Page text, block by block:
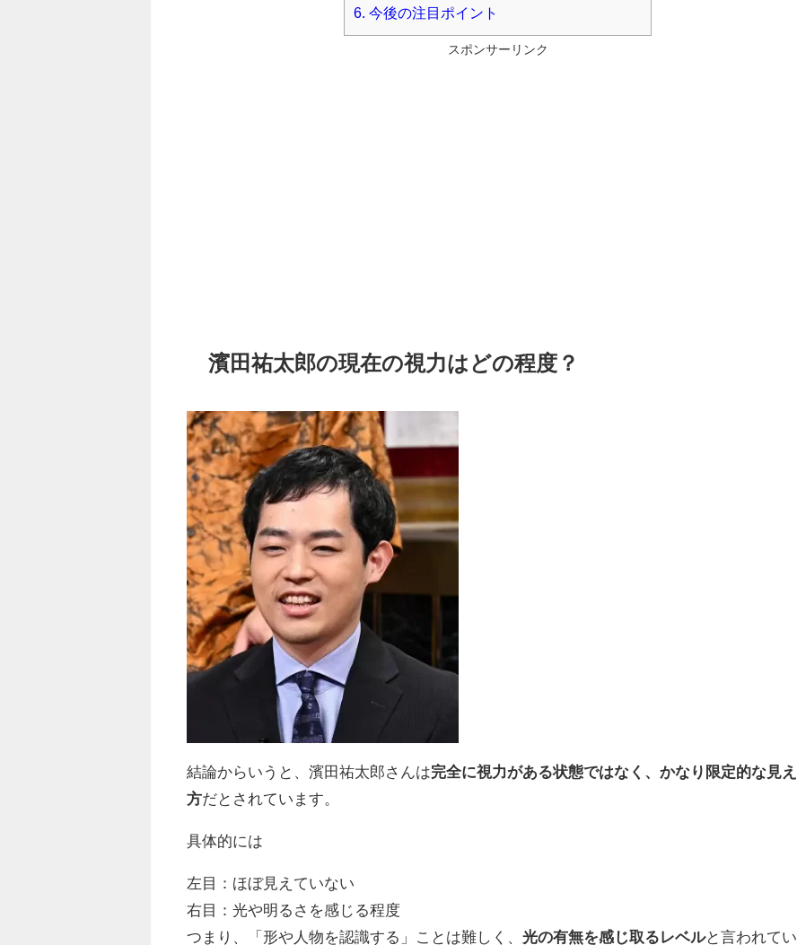
6. 今後の注目ポイント
スポンサーリンク
濱田祐太郎の現在の視力はどの程度？
結論からいうと、濱田祐太郎さんは完全に視力がある状態ではなく、かなり限定的な見え
方だとされています。
具体的には
左目：ほぼ見えていない
右目：光や明るさを感じる程度
つまり、「形や人物を認識する」ことは難しく、 光の有無を感じ取るレベルと言われてい